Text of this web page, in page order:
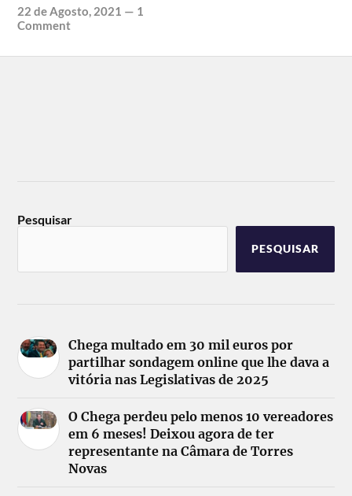
22 de Agosto, 2021 — 1
Comment
Pesquisar
PESQUISAR
Chega multado em 30 mil euros por
partilhar sondagem online que lhe dava a
vitória nas Legislativas de 2025
O Chega perdeu pelo menos 10 vereadores
em 6 meses! Deixou agora de ter
representante na Câmara de Torres
Novas